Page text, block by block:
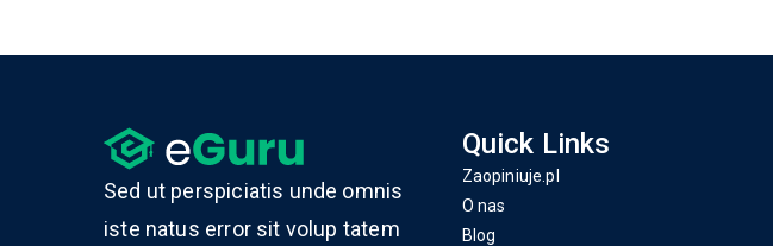
Sed ut perspiciatis unde omnis
iste natus error sit volup tatem
Quick Links
Zaopiniuje.pl
O nas
Blog